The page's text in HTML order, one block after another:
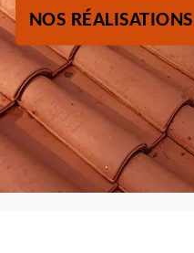
NOS RÉALISATIONS